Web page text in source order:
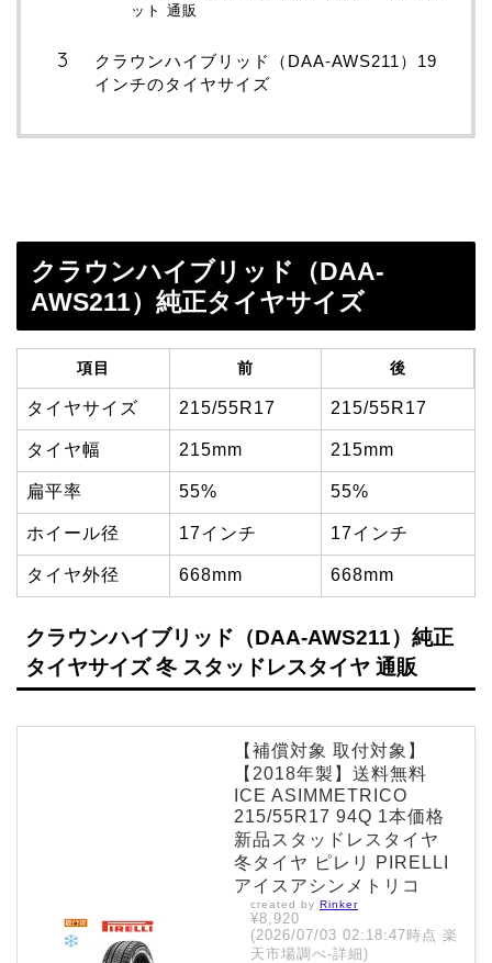
ット 通販
クラウンハイブリッド（DAA-AWS211）19
インチのタイヤサイズ
クラウンハイブリッド（DAA-
AWS211）純正タイヤサイズ
項目 前 後
タイヤサイズ 215/55R17 215/55R17
タイヤ幅 215mm 215mm
扁平率 55% 55%
ホイール径 17インチ 17インチ
タイヤ外径 668mm 668mm
クラウンハイブリッド（DAA-AWS211）純正
タイヤサイズ 冬 スタッドレスタイヤ 通販
【補償対象 取付対象】
【2018年製】送料無料
ICE ASIMMETRICO
215/55R17 94Q 1本価格
新品スタッドレスタイヤ
冬タイヤ ピレリ PIRELLI
アイスアシンメトリコ
created by Rinker
¥8,920
(2026/07/03 02:18:47時点 楽
天市場調べ-詳細)